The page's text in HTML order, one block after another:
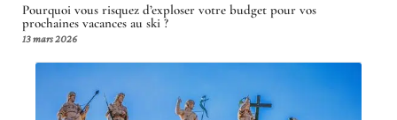
Pourquoi vous risquez d’exploser votre budget pour vos
prochaines vacances au ski ?
13 mars 2026